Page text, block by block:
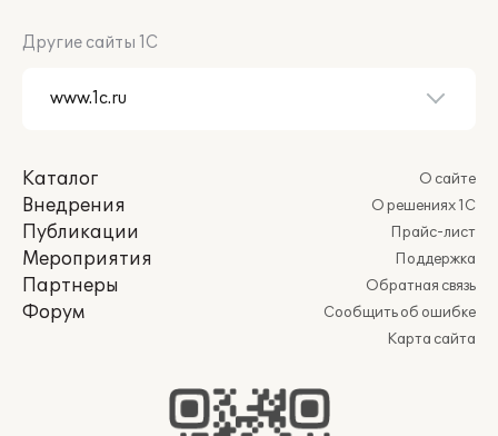
Другие сайты 1С
Каталог
Внедрения
Публикации
Мероприятия
Партнеры
Форум
О сайте
О решениях 1С
Прайс-лист
Поддержка
Обратная связь
Сообщить об ошибке
Карта сайта